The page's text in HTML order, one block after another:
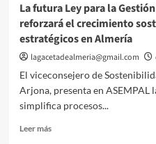
Bruselas
La futura Ley para la
reforzará el crecimiento
estratégicos en Almería
lagacetadealmeria@gmail.com
El viceconsejero de
Arjona, presenta en ASEMPAL
simplifica procesos...
Leer másLeer